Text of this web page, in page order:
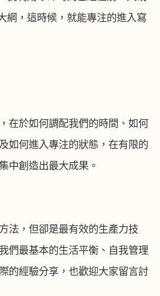
綱，這時候，就能專注的進入寫
在於如何調配我們的時間、如何
如何進入專注的狀態，在有限的
中創造出最大成果。
法，但卻是最有效的生產力技
們最基本的生活平衡、自我管理
的經驗分享，也歡迎大家留言討